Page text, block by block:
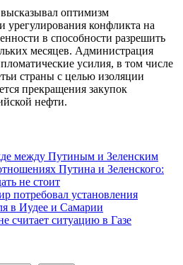
оптимизм
урегулирования конфликта на
в способности разрешить
месяцев. Администрация
усилия, в том числе
страны с целью изоляции
прекращения закупок
нефти.
между Путиным и Зеленским
Путина и Зеленского:
не стоит
потребовал установления
в Иудее и Самарии
считает ситуацию в Газе